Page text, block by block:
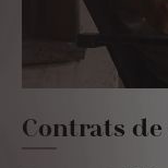
Contrats de